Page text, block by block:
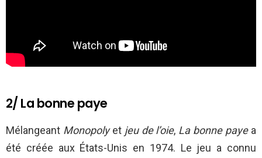
2/ La bonne paye
Mélangeant Monopolyet jeu de l’oie, La bonne paye a
été créée aux États-Unis en 1974. Le jeu a connu